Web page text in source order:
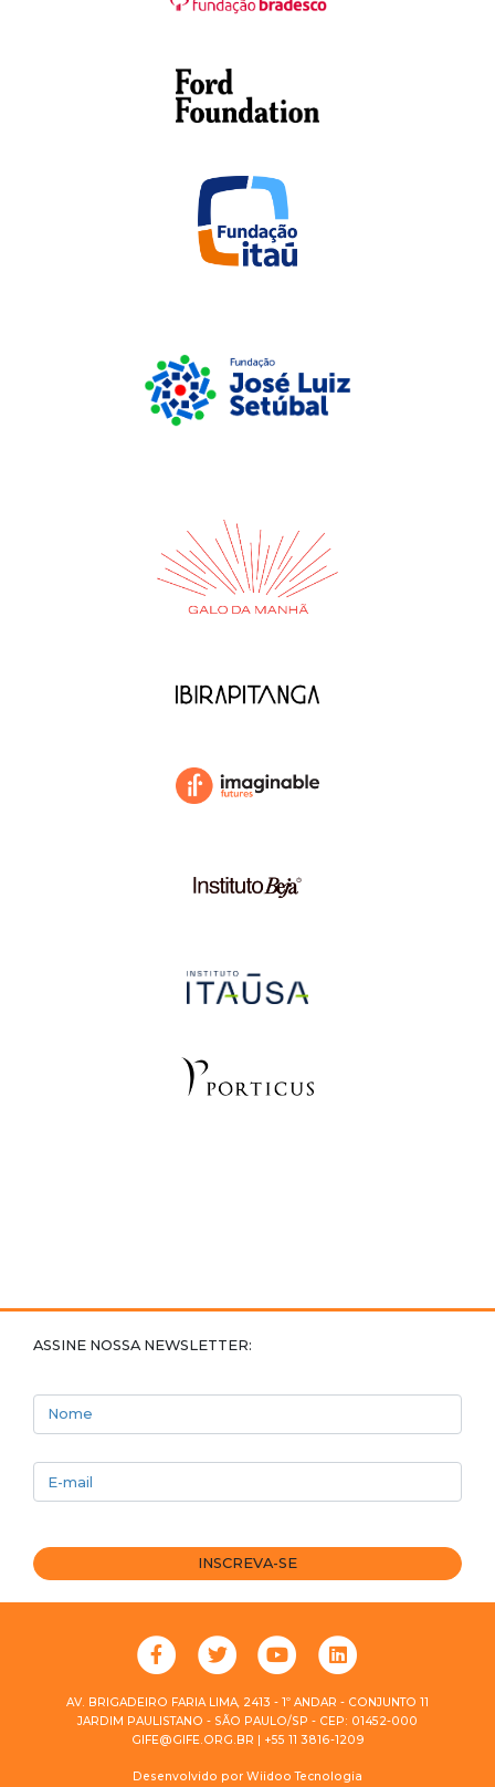
ASSINE NOSSA NEWSLETTER:
Nome
INSCREVA-SE
AV. BRIGADEIRO FARIA LIMA, 2413 - 1º ANDAR - CONJUNTO 11
JARDIM PAULISTANO - SÃO PAULO/SP - CEP: 01452-000
GIFE@GIFE.ORG.BR | +55 11 3816-1209
Desenvolvido por Wiidoo Tecnologia